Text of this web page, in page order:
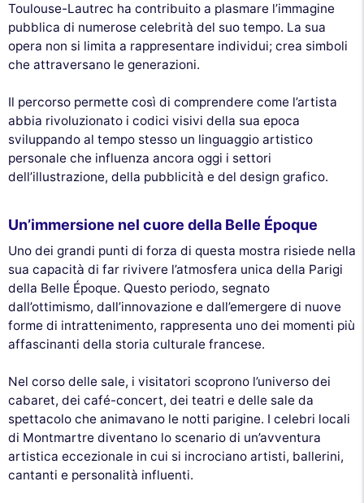
Toulouse-Lautrec ha contribuito a plasmare l’immagine
pubblica di numerose celebrità del suo tempo. La sua
opera non si limita a rappresentare individui; crea simboli
che attraversano le generazioni.
Il percorso permette così di comprendere come l’artista
abbia rivoluzionato i codici visivi della sua epoca
sviluppando al tempo stesso un linguaggio artistico
personale che influenza ancora oggi i settori
dell’illustrazione, della pubblicità e del design grafico.
Un’immersione nel cuore della Belle Époque
Uno dei grandi punti di forza di questa mostra risiede nella
sua capacità di far rivivere l’atmosfera unica della Parigi
della Belle Époque. Questo periodo, segnato
dall’ottimismo, dall’innovazione e dall’emergere di nuove
forme di intrattenimento, rappresenta uno dei momenti più
affascinanti della storia culturale francese.
Nel corso delle sale, i visitatori scoprono l’universo dei
cabaret, dei café-concert, dei teatri e delle sale da
spettacolo che animavano le notti parigine. I celebri locali
di Montmartre diventano lo scenario di un’avventura
artistica eccezionale in cui si incrociano artisti, ballerini,
cantanti e personalità influenti.